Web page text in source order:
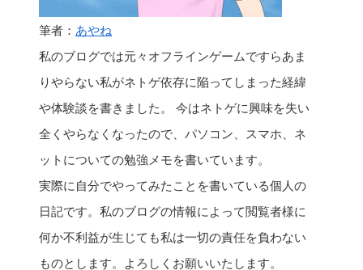
筆者： あやね
私のブログでは元々オフラインゲームですらあま
りやらない私がネトゲ依存に陥ってしまった経緯
や体験談を書きました。 今はネトゲに興味を失い
全くやらなくなったので、パソコン、スマホ、ネ
ットについての勉強メモを書いています。
実際に自分でやってみたことを書いている個人の
日記です。私のブログの情報によって閲覧者様に
何か不利益が生じても私は一切の責任を負わない
ものとします。よろしくお願いいたします。